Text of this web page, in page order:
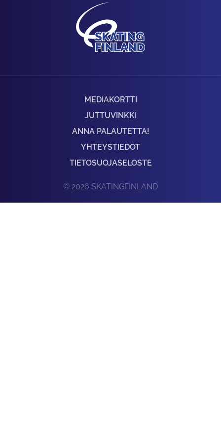
MEDIAKORTTI
JUTTUVINKKI
ANNA PALAUTETTA!
YHTEYSTIEDOT
TIETOSUOJASELOSTE
© 2026 SKATINGFINLAND